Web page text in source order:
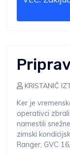
KRISTANIČ
Ker je
operativci
namestili
zimski
Ranger, GVC